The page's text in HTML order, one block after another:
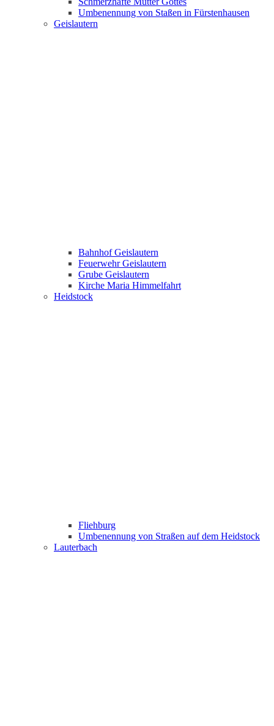
Umbenennung von Staßen in Fürstenhausen
Geislautern
Bahnhof Geislautern
Feuerwehr Geislautern
Grube Geislautern
Kirche Maria Himmelfahrt
Heidstock
Fliehburg
Umbenennung von Straßen auf dem Heidstock
Lauterbach